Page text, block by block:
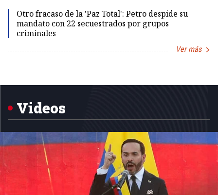
Otro fracaso de la 'Paz Total': Petro despide su
mandato con 22 secuestrados por grupos
criminales
Ver más
5
Videos